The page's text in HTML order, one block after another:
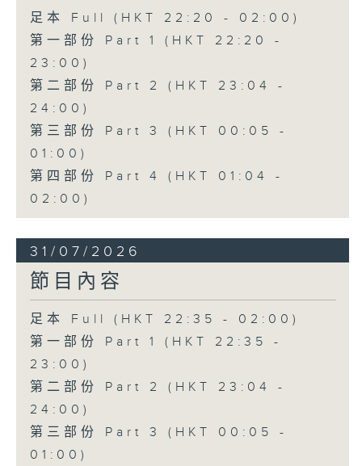
足本 Full (HKT 22:20 - 02:00)
第一部份 Part 1 (HKT 22:20 -
23:00)
第二部份 Part 2 (HKT 23:04 -
24:00)
第三部份 Part 3 (HKT 00:05 -
01:00)
第四部份 Part 4 (HKT 01:04 -
02:00)
31/07/2026
節目內容
足本 Full (HKT 22:35 - 02:00)
第一部份 Part 1 (HKT 22:35 -
23:00)
第二部份 Part 2 (HKT 23:04 -
24:00)
第三部份 Part 3 (HKT 00:05 -
01:00)